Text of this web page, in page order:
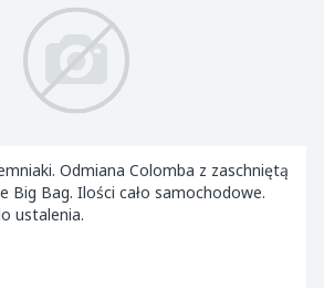
Odmiana Colomba z zaschniętą
Big Bag. Ilości cało samochodowe.
ustalenia.